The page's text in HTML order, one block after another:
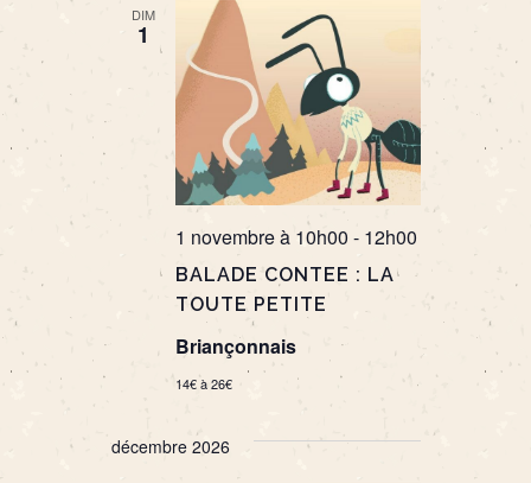
DIM
1
BALADE CONTEE : LA
TOUTE PETITE
1 novembre à 10h00 - 12h00
Briançonnais
14€ à 26€
décembre 2026